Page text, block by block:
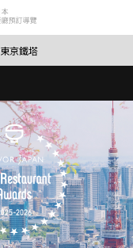
東京鐵塔